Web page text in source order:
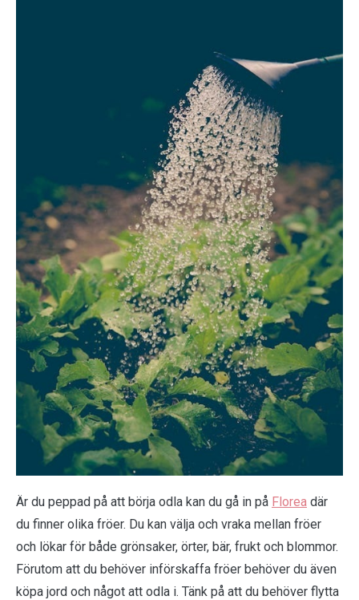
Är du peppad på att börja odla kan du gå in på Florea där
du finner olika fröer. Du kan välja och vraka mellan fröer
och lökar för både grönsaker, örter, bär, frukt och blommor.
Förutom att du behöver införskaffa fröer behöver du även
köpa jord och något att odla i. Tänk på att du behöver flytta